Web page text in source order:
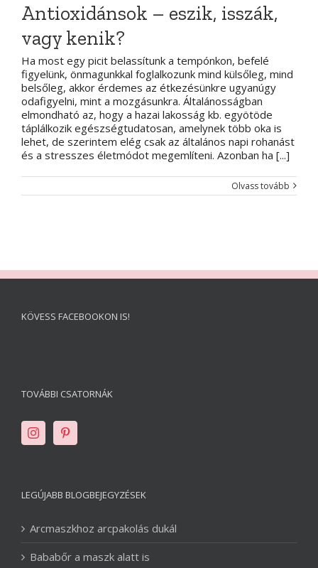
Antioxidánsok – eszik, isszák,
vagy kenik?
Ha most egy picit belassítunk a tempónkon, befelé
figyelünk, önmagunkkal foglalkozunk mind külsőleg, mind
belsőleg, akkor érdemes az étkezésünkre ugyanúgy
odafigyelni, mint a mozgásunkra. Általánosságban
elmondható az, hogy a hazai lakosság kb. egyötöde
táplálkozik egészségtudatosan, amelynek több oka is
lehet, de szerintem elég csak az általános napi rohanást
és a stresszes életmódot megemlíteni. Azonban ha [...]
Olvass tovább
KÖVESS FACEBOOKON IS!
TOVÁBBI CSATORNÁK
LEGÚJABB BLOGBEJEGYZÉSEK
Arcmaszkhoz arcpakolás dukál
Bababőr a maszk alatt is